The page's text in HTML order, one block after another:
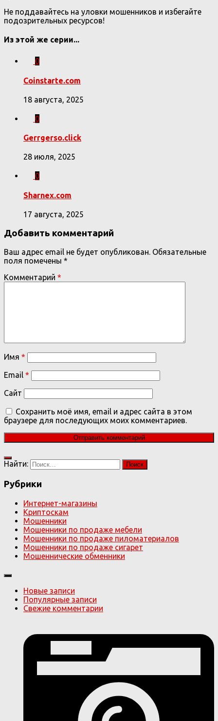
Не поддавайтесь на уловки мошенников и избегайте
подозрительных ресурсов!
Из этой же серии...
0
Coinstarte.com
18 августа, 2025
0
Gerrgerso.click
28 июля, 2025
0
Sharnex.com
17 августа, 2025
Добавить комментарий
Ваш адрес email не будет опубликован. Обязательные
поля помечены *
Комментарий *
Имя *
Email *
Сайт
Сохранить моё имя, email и адрес сайта в этом
браузере для последующих моих комментариев.
Найти:
Рубрики
Интернет-магазины
Криптоскам
Мошенники
Мошенники по продаже мебели
Мошенники по продаже пиломатериалов
Мошенники по продаже сигарет
Мошеннические обменники
Новые записи
Популярные записи
Свежие комментарии